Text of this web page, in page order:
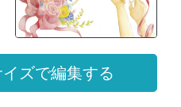
ズで編集する